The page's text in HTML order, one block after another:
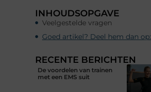
INHOUDSOPGAVE
Veelgestelde vragen
Goed artikel? Deel hem dan op:
RECENTE BERICHTEN
De voordelen van trainen
met een EMS suit